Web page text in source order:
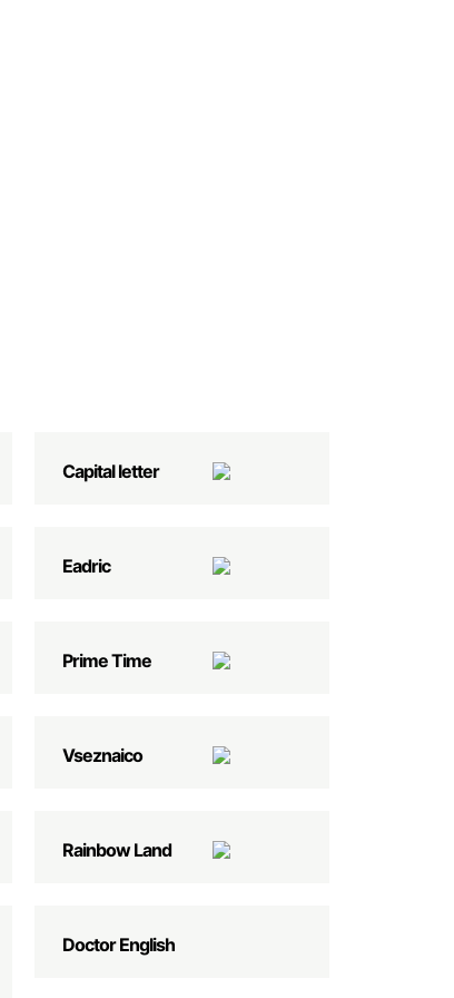
Capital letter
Eadric
Prime Time
Vseznaico
Rainbow Land
Doctor English